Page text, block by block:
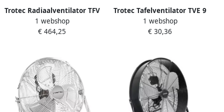
Trotec Radiaalventilator TFV
30 S | 2250m³ u TRO08607
1 webshop
€ 464,25
Trotec Tafelventilator TVE 9
wit | 37 cm TRO005011
1 webshop
€ 30,36